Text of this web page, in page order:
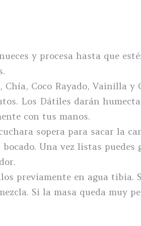
y procesa hasta que
Coco Rayado, Vainilla y
Los Dátiles darán
con tus manos.
sopera para sacar la
Una vez listas puedes
previamente en agua tibia.
Si la masa queda muy